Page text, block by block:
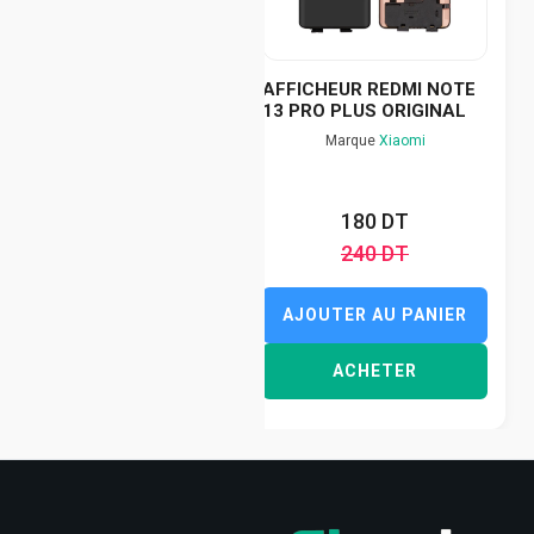
AFFICHEUR REDMI NOTE
13 PRO PLUS ORIGINAL
Marque Xiaomi
180 DT
240 DT
AJOUTER AU PANIER
ACHETER